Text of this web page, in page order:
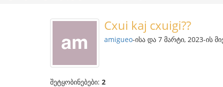
Cxui kaj cxuigi??
amigueo-ისა და 7 მარტი, 2023-ის
შეტყობინებები: 2